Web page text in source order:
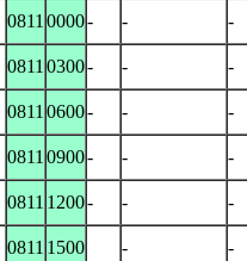
0811 0000- - -
0811 0300- - -
0811 0600- - -
0811 0900- - -
0811 1200- - -
0811 1500 - -